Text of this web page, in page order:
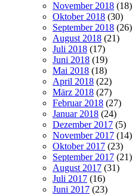
November 2018 (18)
Oktober 2018 (30)
September 2018 (26)
August 2018 (21)
Juli 2018 (17)
Juni 2018 (19)
Mai 2018 (18)
April 2018 (22)
März 2018 (27)
Februar 2018 (27)
Januar 2018 (24)
Dezember 2017 (5)
November 2017 (14)
Oktober 2017 (23)
September 2017 (21)
August 2017 (31)
Juli 2017 (16)
Juni 2017 (23)